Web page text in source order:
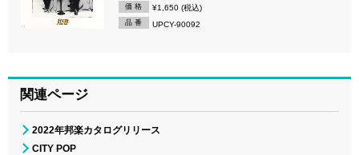
価 格 ¥1,650 (税込)
品 番 UPCY-90092
関連ページ
2022年邦楽カタログリリース
CITY POP